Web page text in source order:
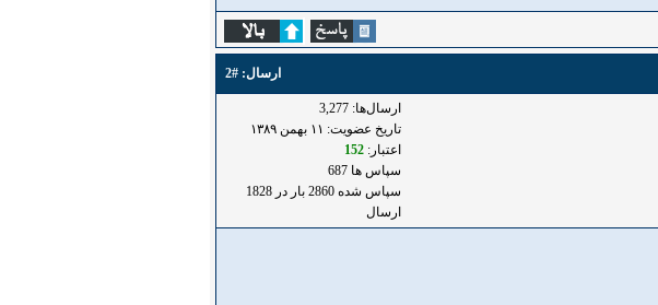
ارسال: #2
ارسال‌ها: 3,277
تاریخ عضویت: ۱۱ بهمن ۱۳۸۹
اعتبار: 152
سپاس ها 687
سپاس شده 2860 بار در 1828
ارسال